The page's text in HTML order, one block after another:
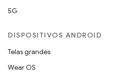
5G
DISPOSITIVOS ANDROID
Telas grandes
Wear OS